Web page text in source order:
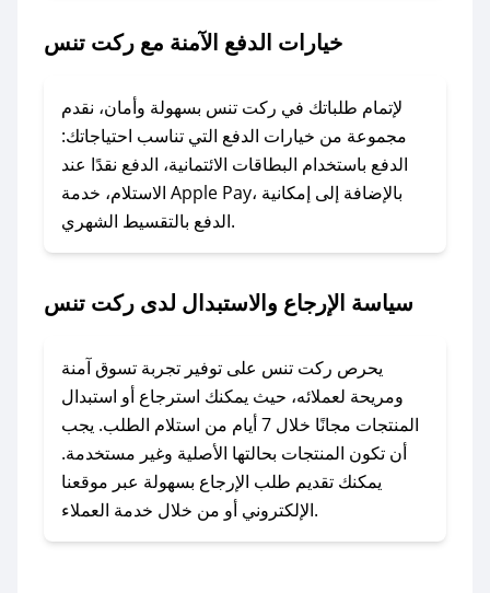
### ماذا أفعل إذا لم يعمل كود الخصم؟
الرسائل الخاصة على تويتر أو البريد الإلكتروني،
وسنقوم بحل المشكلة في أسرع وقت ممكن.
### ماذا أفعل إذا لم أجد كود خصم لمتجري
المفضل؟
في حال عدم توفر كوبونات لمتجرك المفضل، يمكنك
أسرع وقت ممكن.
### كيف تحصل على كوبونات خصم حصرية من
ركت تنس؟
للحصول على كوبونات وخصومات حصرية، قم بما
يلي:
- اضغط على أيقونة متابعة لمتجر ركت تنس في
تطبيق صحصح.
خيارات الدفع الآمنة مع ركت تنس
لإتمام طلباتك في ركت تنس بسهولة وأمان، نقدم
مجموعة من خيارات الدفع التي تناسب احتياجاتك:
الدفع باستخدام البطاقات الائتمانية، الدفع نقدًا عند
الاستلام، خدمة Apple Pay، بالإضافة إلى إمكانية
الدفع بالتقسيط الشهري.
سياسة الإرجاع والاستبدال لدى ركت تنس
يحرص ركت تنس على توفير تجربة تسوق آمنة
ومريحة لعملائه، حيث يمكنك استرجاع أو استبدال
المنتجات مجانًا خلال 7 أيام من استلام الطلب. يجب
أن تكون المنتجات بحالتها الأصلية وغير مستخدمة.
يمكنك تقديم طلب الإرجاع بسهولة عبر موقعنا
الإلكتروني أو من خلال خدمة العملاء.